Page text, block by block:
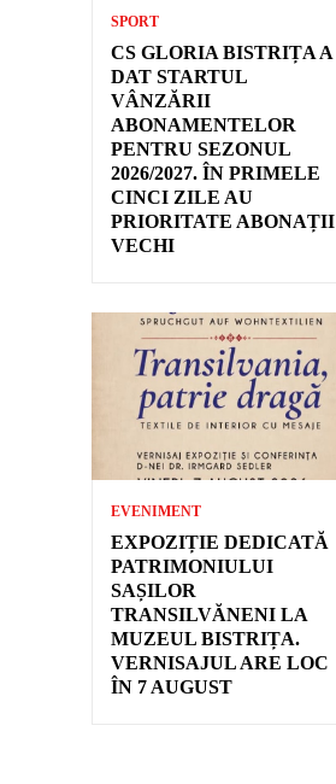
SPORT
CS GLORIA BISTRIȚA A
DAT STARTUL
VÂNZĂRII
ABONAMENTELOR
PENTRU SEZONUL
2026/2027. ÎN PRIMELE
CINCI ZILE AU
PRIORITATE ABONAȚII
VECHI
EVENIMENT
EXPOZIȚIE DEDICATĂ
PATRIMONIULUI
SAȘILOR
TRANSILVĂNENI LA
MUZEUL BISTRIȚA.
VERNISAJUL ARE LOC
ÎN 7 AUGUST